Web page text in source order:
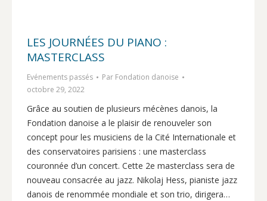
LES JOURNÉES DU PIANO :
MASTERCLASS
Evénements passés Par Fondation danoise
octobre 29, 2022
Grâce au soutien de plusieurs mécènes danois, la
Fondation danoise a le plaisir de renouveler son
concept pour les musiciens de la Cité Internationale et
des conservatoires parisiens : une masterclass
couronnée d’un concert. Cette 2e masterclass sera de
nouveau consacrée au jazz. Nikolaj Hess, pianiste jazz
danois de renommée mondiale et son trio, dirigera…